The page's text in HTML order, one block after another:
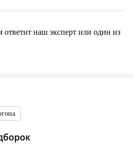
наш эксперт или один из